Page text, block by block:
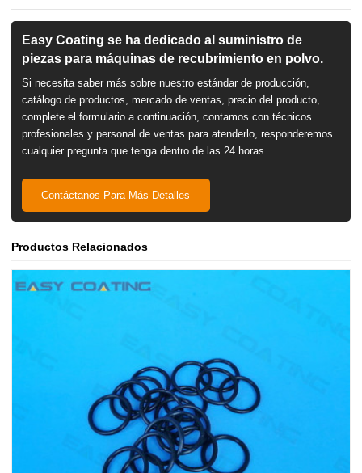
Easy Coating se ha dedicado al suministro de
piezas para máquinas de recubrimiento en polvo.
Si necesita saber más sobre nuestro estándar de producción,
catálogo de productos, mercado de ventas, precio del producto,
complete el formulario a continuación, contamos con técnicos
profesionales y personal de ventas para atenderlo, responderemos
cualquier pregunta que tenga dentro de las 24 horas.
Contáctanos Para Más Detalles
Productos Relacionados